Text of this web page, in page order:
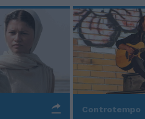
Controtempo